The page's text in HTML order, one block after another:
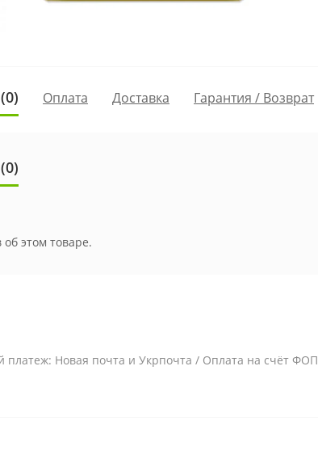
Оплата Доставка Гарантия / Возврат
об этом товаре.
платеж: Новая почта и Укрпочта / Оплата на счёт ФОП